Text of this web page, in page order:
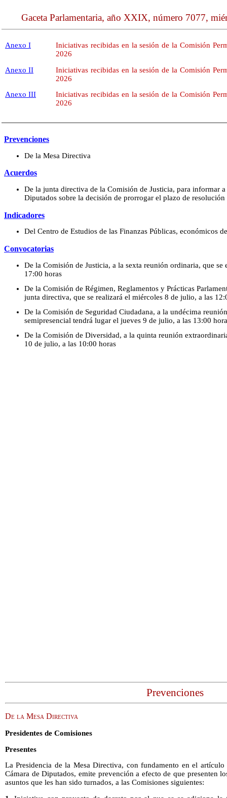
Gaceta Parlamentaria, año XXIX, número 7077,
Anexo I
Iniciativas recibidas en la sesión de la Comisión
2026
Anexo II
Iniciativas recibidas en la sesión de la Comisión
2026
Anexo III
Iniciativas recibidas en la sesión de la Comisión
2026
Prevenciones
De la Mesa Directiva
Acuerdos
De la junta directiva de la Comisión de Justicia, para informar
Diputados sobre la decisión de prorrogar el plazo de
Indicadores
Del Centro de Estudios de las Finanzas Públicas, económicos
Convocatorias
De la Comisión de Justicia, a la sexta reunión ordinaria, que se
17:00 horas
De la Comisión de Régimen, Reglamentos y Prácticas
junta directiva, que se realizará el miércoles 8 de julio, a las
De la Comisión de Seguridad Ciudadana, a la undécima
semipresencial tendrá lugar el jueves 9 de julio, a las 13:00
De la Comisión de Diversidad, a la quinta reunión
10 de julio, a las 10:00 horas
Prevenciones
De la Mesa Directiva
Presidentes de Comisiones
Presentes
La Presidencia de la Mesa Directiva, con fundamento en el
Cámara de Diputados, emite prevención a efecto de que presenten
asuntos que les han sido turnados, a las Comisiones siguientes: